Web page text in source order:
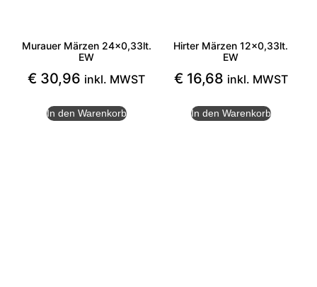
Murauer Märzen 24×0,33lt.
EW
€ 30,96 inkl. MWST
In den Warenkorb
Hirter Märzen 12×0,33lt.
EW
€ 16,68 inkl. MWST
In den Warenkorb